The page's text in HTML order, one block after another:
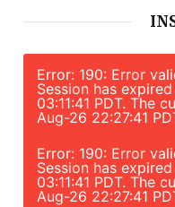
Error: 190: Error
Session has
03:11:41 PDT. The
Aug-26 22:27:41
Error: 190: Error
Session has
03:11:41 PDT. The
Aug-26 22:27:41